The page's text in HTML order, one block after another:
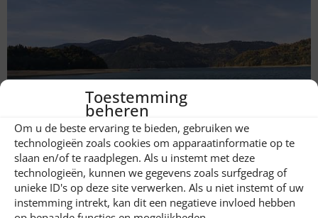
Toestemming
beheren
Om u de beste ervaring te bieden, gebruiken we
technologieën zoals cookies om apparaatinformatie op te
slaan en/of te raadplegen. Als u instemt met deze
technologieën, kunnen we gegevens zoals surfgedrag of
unieke ID's op deze site verwerken. Als u niet instemt of uw
instemming intrekt, kan dit een negatieve invloed hebben
Izvorul Muntelui meer
Mijn reisplan